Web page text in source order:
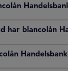
har blancolån